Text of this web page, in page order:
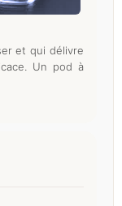
et qui délivre
Un pod à